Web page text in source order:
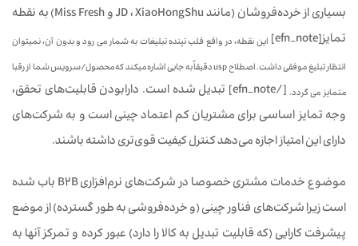
بسیاری از خرده‌فروشان (مانند JD ، XiaoHongShu و Miss Fresh) به نقطه
تمایز[efn_note]
این نقطه، در واقع قلب تپنده تبلیغات به شمار می رود و بدون آن، نمیتوان
انتظار تبلیغ موفقی داشت. اصطلاح usp دقیقاً به جایی اشاره می‏کند که محصول/سرویس شما از رقبا
متمایز می گردد.
[/efn_note] تبدیل شده است. دارابودن قابلیت‌های تحقق،
وجه تمایز اساسی برای مشتریان کم اعتماد چینی است و به شرکت‌های
دارای این امتیاز اجازه می‌دهد کنترل کیفیت قوی‌تری داشته باشند.
موضوع خدمات مشتری خصوصا در شرکت‌های نرم‌افزاری B2B باب شده
است زیرا شرکت‌های فناور چینی (و خرده‌فروشی به طور گسترده) از موضع
پیشرفت کارایی (که قابلیت تبدیل به کالا را دارد) عبور کرده و تمرکز آنها به